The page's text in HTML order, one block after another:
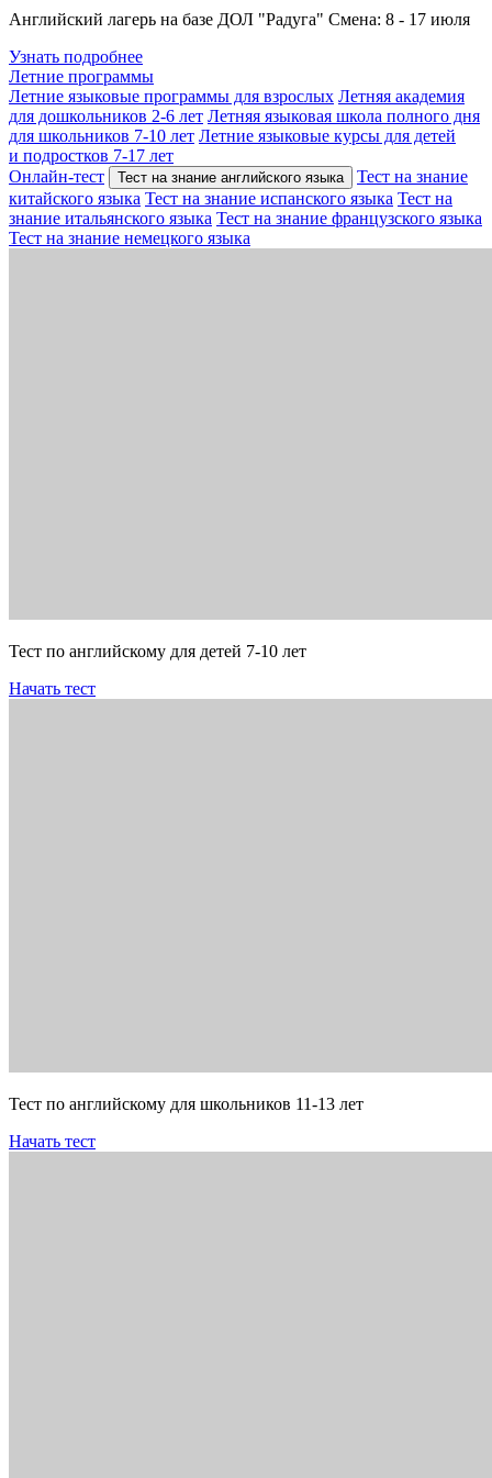
Английский лагерь на базе ДОЛ "Радуга" Смена: 8 - 17 июля
Узнать подробнее
Летние программы
Летние языковые программы для взрослых Летняя академия
для дошкольников 2-6 лет Летняя языковая школа полного дня
для школьников 7-10 лет Летние языковые курсы для детей
и подростков 7-17 лет
Онлайн-тест
Тест на знание английского языка
Тест на знание
китайского языка Тест на знание испанского языка Тест на
знание итальянского языка Тест на знание французского языка
Тест на знание немецкого языка
Тест по английскому для детей 7-10 лет
Начать тест
Тест по английскому для школьников 11-13 лет
Начать тест